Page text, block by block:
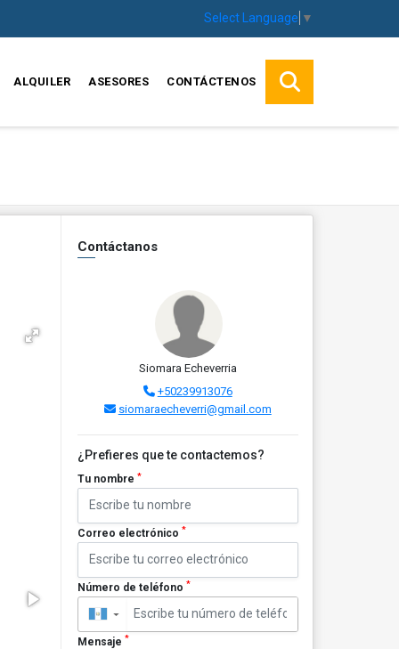
Select Language ▼
ALQUILER ASESORES CONTÁCTENOS
Contáctanos
Siomara Echeverria
+50239913076
siomaraecheverri@gmail.com
¿Prefieres que te contactemos?
Tu nombre *
Correo electrónico *
Número de teléfono *
▼
Mensaje *